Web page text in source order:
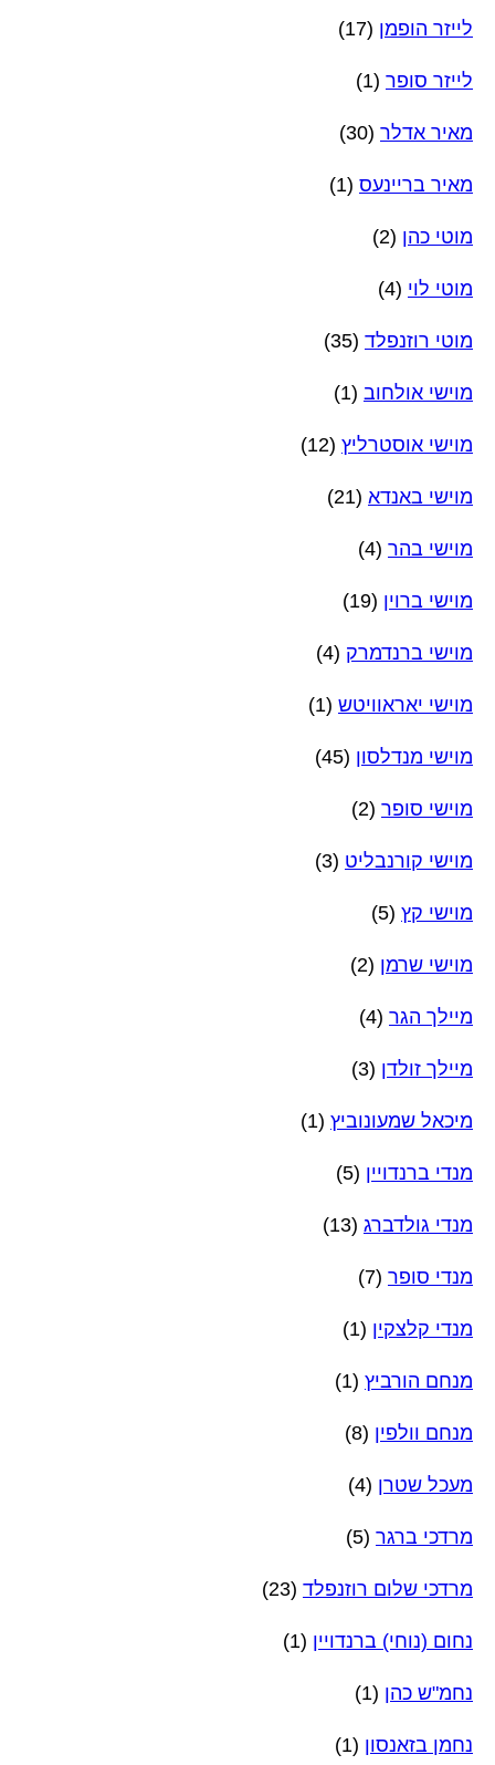
לייזר הופמן (17)
לייזר סופר (1)
מאיר אדלר (30)
מאיר בריינעס (1)
מוטי כהן (2)
מוטי לוי (4)
מוטי רוזנפלד (35)
מוישי אולחוב (1)
מוישי אוסטרליץ (12)
מוישי באנדא (21)
מוישי בהר (4)
מוישי ברוין (19)
מוישי ברנדמרק (4)
מוישי יאראוויטש (1)
מוישי מנדלסון (45)
מוישי סופר (2)
מוישי קורנבליט (3)
מוישי קץ (5)
מוישי שרמן (2)
מיילך הגר (4)
מיילך זולדן (3)
מיכאל שמעונוביץ (1)
מנדי ברנדויין (5)
מנדי גולדברג (13)
מנדי סופר (7)
מנדי קלצקין (1)
מנחם הורביץ (1)
מנחם וולפין (8)
מעכל שטרן (4)
מרדכי ברגר (5)
מרדכי שלום רוזנפלד (23)
נחום (נוחי) ברנדויין (1)
נחמ"ש כהן (1)
נחמן בזאנסון (1)